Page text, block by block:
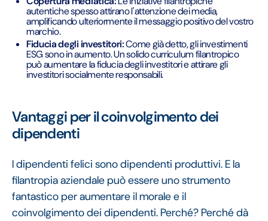
autentiche spesso attirano l'attenzione dei media,
amplificando ulteriormente il messaggio positivo del vostro
marchio.
Fiducia degli investitori:Come già detto, gli investimenti
ESG sono in aumento. Un solido curriculum filantropico
può aumentare la fiducia degli investitori e attirare gli
investitori socialmente responsabili.
Vantaggi per il coinvolgimento dei
dipendenti
I dipendenti felici sono dipendenti produttivi. E la
filantropia aziendale può essere uno strumento
fantastico per aumentare il morale e il
coinvolgimento dei dipendenti. Perché? Perché dà